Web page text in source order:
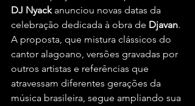
DJ Nyack anunciou novas datas da
celebração dedicada à obra de Djavan.
A proposta, que mistura clássicos do
cantor alagoano, versões gravadas por
outros artistas e referências que
atravessam diferentes gerações da
música brasileira, segue ampliando sua